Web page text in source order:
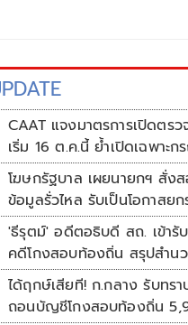
CAAT แจงมาตรการเปิดตรว
เริ่ม 16 ต.ค.นี้ ย้ำเปิดเฉพาะ
โฆษกรัฐบาล เผยนายกฯ สั่ง
ข้อมูลรั่วไหล รับเป็นโอกาสย
ปลอดภัยข้อมูลภาครัฐทั้งระบ
'ธีรุตม์' อดีตอธิบดี สถ. เข้ารั
คดีโกงสอบท้องถิ่น สรุปสำน
สัปดาห์หน้า
ได้ฤกษ์เสียที! ก.กลาง รับทร
ถอนบัญชีโกงสอบท้องถิ่น